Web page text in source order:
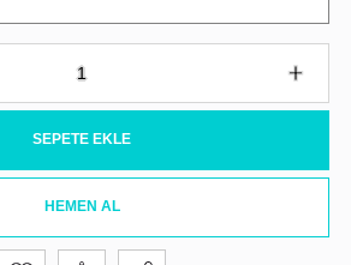
SEPETE EKLE
HEMEN AL